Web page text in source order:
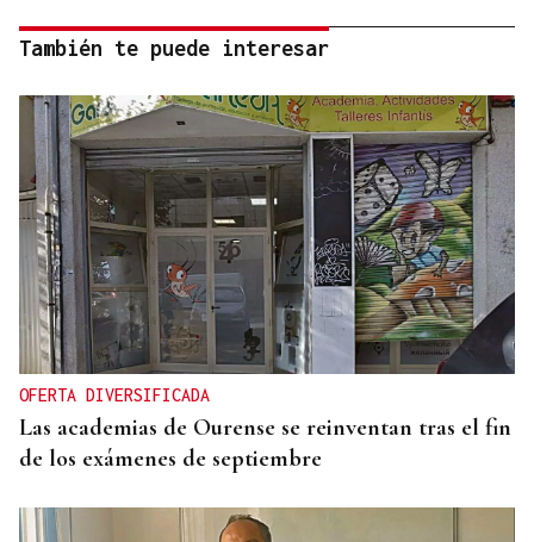
También te puede interesar
OFERTA DIVERSIFICADA
Las academias de Ourense se reinventan tras el fin
de los exámenes de septiembre